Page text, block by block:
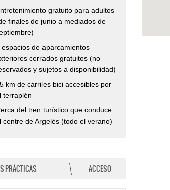
gratuito para adultos
finales de junio a mediados de
espacios de aparcamientos
cerrados gratuitos (no
y sujetos a disponibilidad)
km de carriles bici accesibles por
terraplén
del tren turístico que conduce
centre de Argelès (todo el verano)
PRÁCTICAS ACCESO